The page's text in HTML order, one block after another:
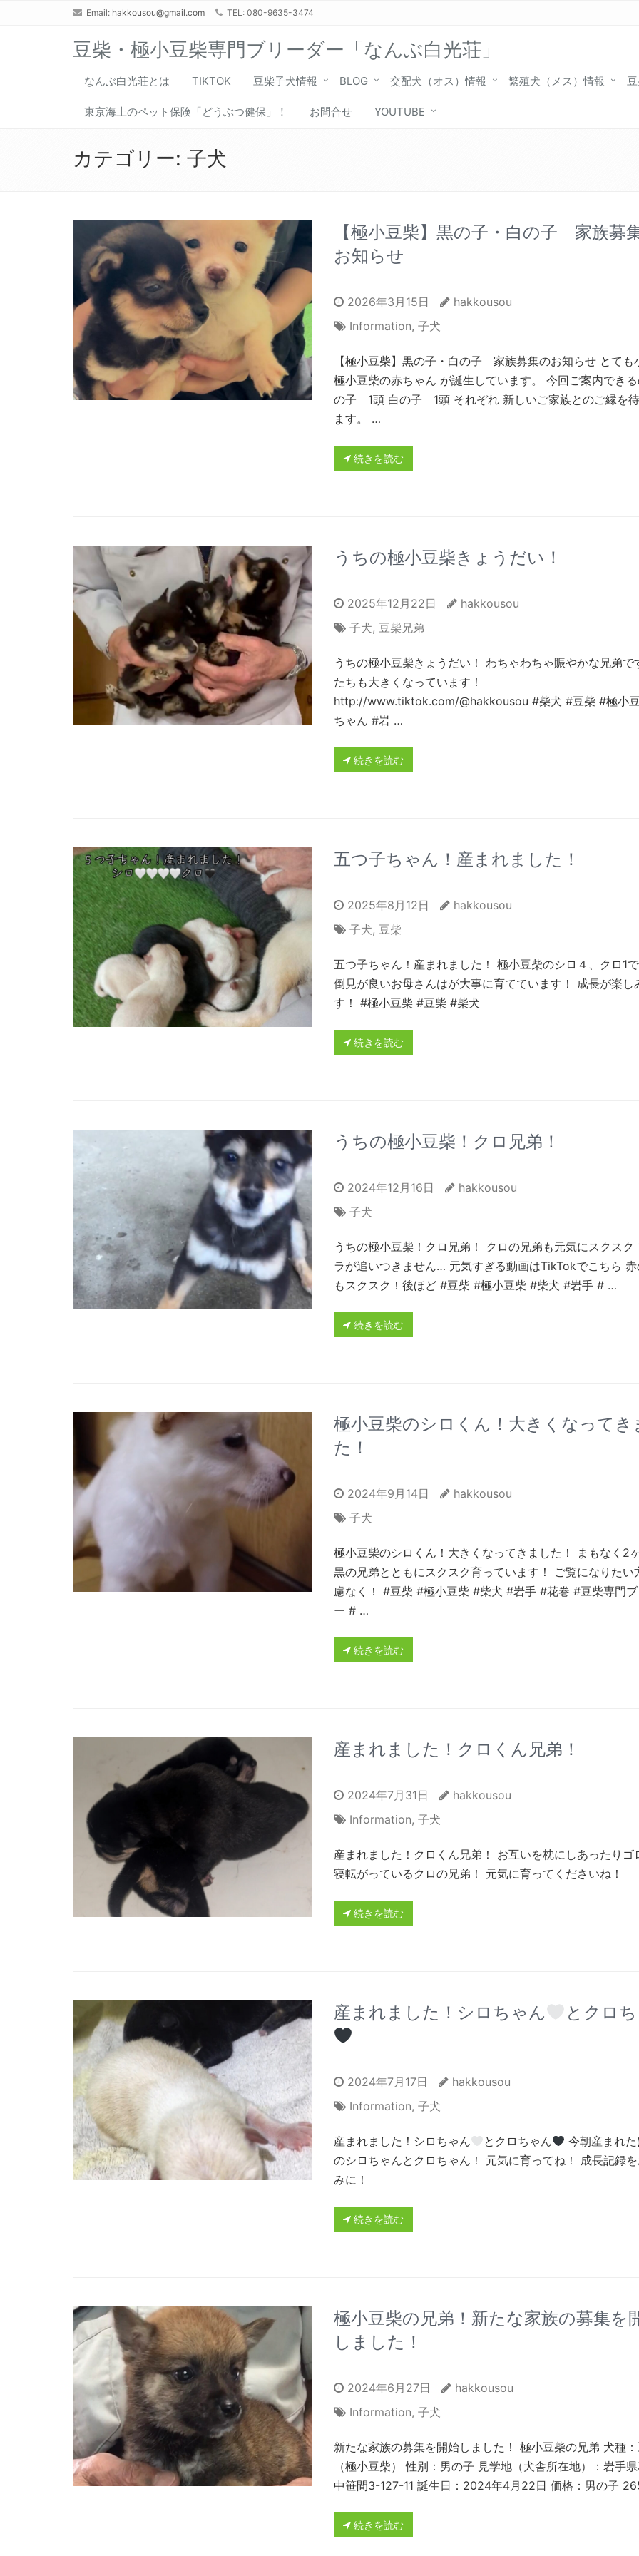
Email: hakkousou@gmail.com TEL: 080-9635-3474
豆柴・極小豆柴専門ブリーダー「なんぶ白光荘」
なんぶ白光荘とは TIKTOK 豆柴子犬情報 BLOG 交配犬（オス）情報 繁殖犬（メス）情報
東京海上のペット保険「どうぶつ健保」！ お問合せ YOUTUBE
カテゴリー: 子犬
【極小豆柴】黒の子・白の子 家族募
お知らせ
2026年3月15日
hakkousou
Information, 子犬
【極小豆柴】黒の子・白の子 家族募集のお知らせ とても
極小豆柴の赤ちゃん が誕生しています。 今回ご案内でき
の子 1頭 白の子 1頭 それぞれ 新しいご家族とのご縁を
ます。 …
続きを読む
うちの極小豆柴きょうだい！
2025年12月22日
hakkousou
子犬, 豆柴兄弟
うちの極小豆柴きょうだい！ わちゃわちゃ賑やかな兄弟で
たちも大きくなっています！
http://www.tiktok.com/@hakkousou #柴犬 #豆柴 #極小
ちゃん #岩 …
続きを読む
五つ子ちゃん！産まれました！
2025年8月12日
hakkousou
子犬, 豆柴
五つ子ちゃん！産まれました！ 極小豆柴のシロ４、クロ1
倒見が良いお母さんはが大事に育てています！ 成長が楽し
す！ #極小豆柴 #豆柴 #柴犬
続きを読む
うちの極小豆柴！クロ兄弟！
2024年12月16日
hakkousou
子犬
うちの極小豆柴！クロ兄弟！ クロの兄弟も元気にスクスク
ラが追いつきません… 元気すぎる動画はTikTokでこちら
もスクスク！後ほど #豆柴 #極小豆柴 #柴犬 #岩手 # …
続きを読む
極小豆柴のシロくん！大きくなってき
た！
2024年9月14日
hakkousou
子犬
極小豆柴のシロくん！大きくなってきました！ まもなく2
黒の兄弟とともにスクスク育っています！ ご覧になりたい
慮なく！ #豆柴 #極小豆柴 #柴犬 #岩手 #花巻 #豆柴専門
ー # …
続きを読む
産まれました！クロくん兄弟！
2024年7月31日
hakkousou
Information, 子犬
産まれました！クロくん兄弟！ お互いを枕にしあったりゴ
寝転がっているクロの兄弟！ 元気に育ってくださいね！
続きを読む
産まれました！シロちゃん とクロ
2024年7月17日
hakkousou
Information, 子犬
産まれました！シロちゃん とクロちゃん
今朝産まれ
のシロちゃんとクロちゃん！ 元気に育ってね！ 成長記録
みに！
続きを読む
極小豆柴の兄弟！新たな家族の募集を
しました！
2024年6月27日
hakkousou
Information, 子犬
新たな家族の募集を開始しました！ 極小豆柴の兄弟 犬種
（極小豆柴） 性別：男の子 見学地（犬舎所在地）：岩手
中笹間3-127-11 誕生日：2024年4月22日 価格：男の子
続きを読む